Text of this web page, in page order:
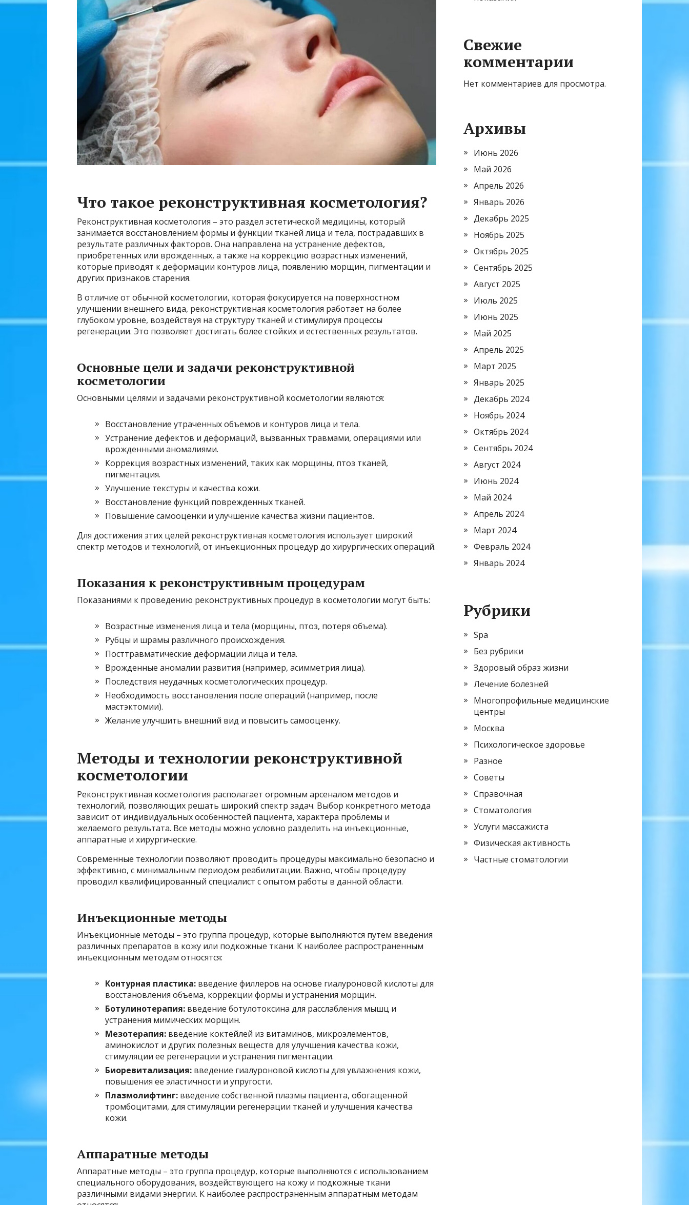
Что такое реконструктивная косметология?
Реконструктивная косметология – это раздел эстетической медицины, который
занимается восстановлением формы и функции тканей лица и тела, пострадавших в
результате различных факторов. Она направлена на устранение дефектов,
приобретенных или врожденных, а также на коррекцию возрастных изменений,
которые приводят к деформации контуров лица, появлению морщин, пигментации и
других признаков старения.
В отличие от обычной косметологии, которая фокусируется на поверхностном
улучшении внешнего вида, реконструктивная косметология работает на более
глубоком уровне, воздействуя на структуру тканей и стимулируя процессы
регенерации. Это позволяет достигать более стойких и естественных результатов.
Основные цели и задачи реконструктивной
косметологии
Основными целями и задачами реконструктивной косметологии являются:
Восстановление утраченных объемов и контуров лица и тела.
Устранение дефектов и деформаций, вызванных травмами, операциями или
врожденными аномалиями.
Коррекция возрастных изменений, таких как морщины, птоз тканей,
пигментация.
Улучшение текстуры и качества кожи.
Восстановление функций поврежденных тканей.
Повышение самооценки и улучшение качества жизни пациентов.
Для достижения этих целей реконструктивная косметология использует широкий
спектр методов и технологий, от инъекционных процедур до хирургических операций.
Показания к реконструктивным процедурам
Показаниями к проведению реконструктивных процедур в косметологии могут быть:
Возрастные изменения лица и тела (морщины, птоз, потеря объема).
Рубцы и шрамы различного происхождения.
Посттравматические деформации лица и тела.
Врожденные аномалии развития (например, асимметрия лица).
Последствия неудачных косметологических процедур.
Необходимость восстановления после операций (например, после
мастэктомии).
Желание улучшить внешний вид и повысить самооценку.
Методы и технологии реконструктивной
косметологии
Реконструктивная косметология располагает огромным арсеналом методов и
технологий, позволяющих решать широкий спектр задач. Выбор конкретного метода
зависит от индивидуальных особенностей пациента, характера проблемы и
желаемого результата. Все методы можно условно разделить на инъекционные,
аппаратные и хирургические.
Современные технологии позволяют проводить процедуры максимально безопасно и
эффективно, с минимальным периодом реабилитации. Важно, чтобы процедуру
проводил квалифицированный специалист с опытом работы в данной области.
Инъекционные методы
Инъекционные методы – это группа процедур, которые выполняются путем введения
различных препаратов в кожу или подкожные ткани. К наиболее распространенным
инъекционным методам относятся:
Контурная пластика: введение филлеров на основе гиалуроновой кислоты для
восстановления объема, коррекции формы и устранения морщин.
Ботулинотерапия: введение ботулотоксина для расслабления мышц и
устранения мимических морщин.
Мезотерапия: введение коктейлей из витаминов, микроэлементов,
аминокислот и других полезных веществ для улучшения качества кожи,
стимуляции ее регенерации и устранения пигментации.
Биоревитализация: введение гиалуроновой кислоты для увлажнения кожи,
повышения ее эластичности и упругости.
Плазмолифтинг: введение собственной плазмы пациента, обогащенной
тромбоцитами, для стимуляции регенерации тканей и улучшения качества
кожи.
Аппаратные методы
Аппаратные методы – это группа процедур, которые выполняются с использованием
специального оборудования, воздействующего на кожу и подкожные ткани
различными видами энергии. К наиболее распространенным аппаратным методам
Свежие
комментарии
Нет комментариев для просмотра.
Архивы
Июнь 2026
Май 2026
Апрель 2026
Январь 2026
Декабрь 2025
Ноябрь 2025
Октябрь 2025
Сентябрь 2025
Август 2025
Июль 2025
Июнь 2025
Май 2025
Апрель 2025
Март 2025
Январь 2025
Декабрь 2024
Ноябрь 2024
Октябрь 2024
Сентябрь 2024
Август 2024
Июнь 2024
Май 2024
Апрель 2024
Март 2024
Февраль 2024
Январь 2024
Рубрики
Spa
Без рубрики
Здоровый образ жизни
Лечение болезней
Многопрофильные медицинские
центры
Москва
Психологическое здоровье
Разное
Советы
Справочная
Стоматология
Услуги массажиста
Физическая активность
Частные стоматологии